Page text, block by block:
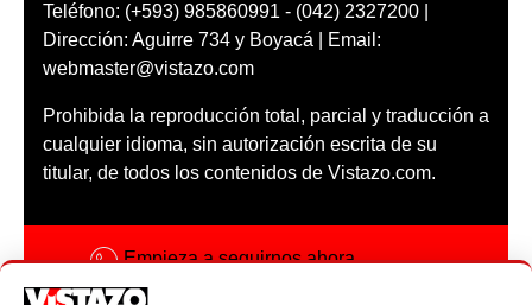
Teléfono: (+593) 985860991 - (042) 2327200 |
Dirección: Aguirre 734 y Boyacá | Email:
webmaster@vistazo.com
Prohibida la reproducción total, parcial y traducción a
cualquier idioma, sin autorización escrita de su
titular, de todos los contenidos de Vistazo.com.
Empieza a seguirnos ahora